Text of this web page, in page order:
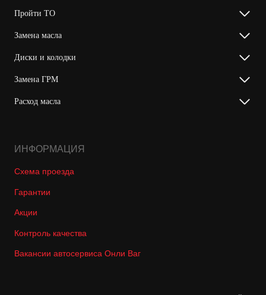
Пройти ТО
Замена масла
Диски и колодки
Замена ГРМ
Расход масла
ИНФОРМАЦИЯ
Схема проезда
Гарантии
Акции
Контроль качества
Вакансии автосервиса Онли Ваг